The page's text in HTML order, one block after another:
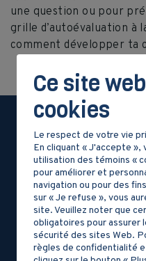
une question ou pour
grille d’autoévaluation à
comment développer ta
Dossier
Ce site
cookies
Le respect de votre vie
En cliquant « J'accepte »,
utilisation des témoins «
pour améliorer et
navigation ou pour des
sur « Je refuse », vous
site. Veuillez noter que
obligatoires pour assurer
sécurité des sites Web.
règles de confidentialité